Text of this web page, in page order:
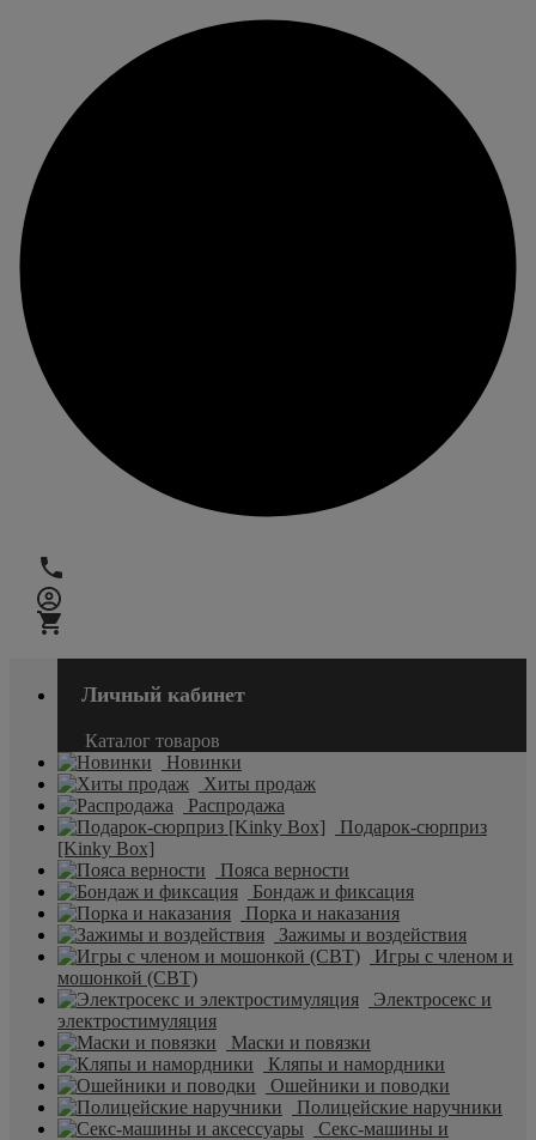
Личный кабинет
Каталог товаров
Новинки
Хиты продаж
Распродажа
Подарок-сюрприз
[Kinky Box]
Пояса верности
Бондаж и фиксация
Порка и наказания
Зажимы и воздействия
Игры с членом и
мошонкой (CBT)
Электросекс и
электростимуляция
Маски и повязки
Кляпы и намордники
Ошейники и поводки
Полицейские наручники
Секс-машины и